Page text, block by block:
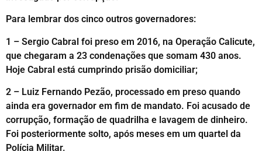
Para lembrar dos cinco outros governadores:
1 – Sergio Cabral foi preso em 2016, na Operação Calicute,
que chegaram a 23 condenações que somam 430 anos.
Hoje Cabral está cumprindo prisão domiciliar;
2 – Luiz Fernando Pezão, processado em preso quando
ainda era governador em fim de mandato. Foi acusado de
corrupção, formação de quadrilha e lavagem de dinheiro.
Foi posteriormente solto, após meses em um quartel da
Polícia Militar.